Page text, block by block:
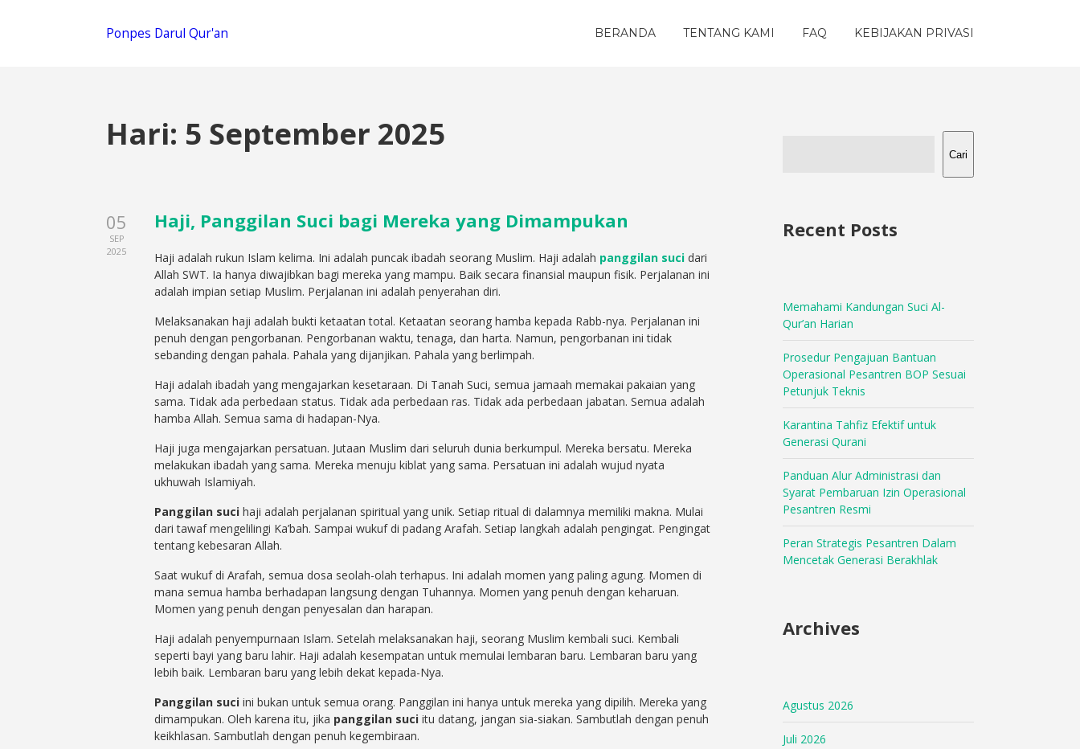
Ponpes Darul Qur'an BERANDA TENTANG KAMI FAQ KEBIJAKAN PRIVASI
Hari: 5 September 2025
05
SEP
2025
Haji, Panggilan Suci bagi Mereka yang Dimampukan
Haji adalah rukun Islam kelima. Ini adalah puncak ibadah seorang Muslim. Haji adalah panggilan suci dari
Allah SWT. Ia hanya diwajibkan bagi mereka yang mampu. Baik secara finansial maupun fisik. Perjalanan ini
adalah impian setiap Muslim. Perjalanan ini adalah penyerahan diri.
Melaksanakan haji adalah bukti ketaatan total. Ketaatan seorang hamba kepada Rabb-nya. Perjalanan ini
penuh dengan pengorbanan. Pengorbanan waktu, tenaga, dan harta. Namun, pengorbanan ini tidak
sebanding dengan pahala. Pahala yang dijanjikan. Pahala yang berlimpah.
Haji adalah ibadah yang mengajarkan kesetaraan. Di Tanah Suci, semua jamaah memakai pakaian yang
sama. Tidak ada perbedaan status. Tidak ada perbedaan ras. Tidak ada perbedaan jabatan. Semua adalah
hamba Allah. Semua sama di hadapan-Nya.
Haji juga mengajarkan persatuan. Jutaan Muslim dari seluruh dunia berkumpul. Mereka bersatu. Mereka
melakukan ibadah yang sama. Mereka menuju kiblat yang sama. Persatuan ini adalah wujud nyata
ukhuwah Islamiyah.
Panggilan suci haji adalah perjalanan spiritual yang unik. Setiap ritual di dalamnya memiliki makna. Mulai
dari tawaf mengelilingi Ka’bah. Sampai wukuf di padang Arafah. Setiap langkah adalah pengingat. Pengingat
tentang kebesaran Allah.
Saat wukuf di Arafah, semua dosa seolah-olah terhapus. Ini adalah momen yang paling agung. Momen di
mana semua hamba berhadapan langsung dengan Tuhannya. Momen yang penuh dengan keharuan.
Momen yang penuh dengan penyesalan dan harapan.
Haji adalah penyempurnaan Islam. Setelah melaksanakan haji, seorang Muslim kembali suci. Kembali
seperti bayi yang baru lahir. Haji adalah kesempatan untuk memulai lembaran baru. Lembaran baru yang
lebih baik. Lembaran baru yang lebih dekat kepada-Nya.
Panggilan suci ini bukan untuk semua orang. Panggilan ini hanya untuk mereka yang dipilih. Mereka yang
dimampukan. Oleh karena itu, jika panggilan suci itu datang, jangan sia-siakan. Sambutlah dengan penuh
keikhlasan. Sambutlah dengan penuh kegembiraan.
Cari
Recent Posts
Memahami Kandungan Suci Al-
Qur’an Harian
Prosedur Pengajuan Bantuan
Operasional Pesantren BOP Sesuai
Petunjuk Teknis
Karantina Tahfiz Efektif untuk
Generasi Qurani
Panduan Alur Administrasi dan
Syarat Pembaruan Izin Operasional
Pesantren Resmi
Peran Strategis Pesantren Dalam
Mencetak Generasi Berakhlak
Archives
Agustus 2026
Juli 2026